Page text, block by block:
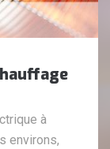
à
environs,